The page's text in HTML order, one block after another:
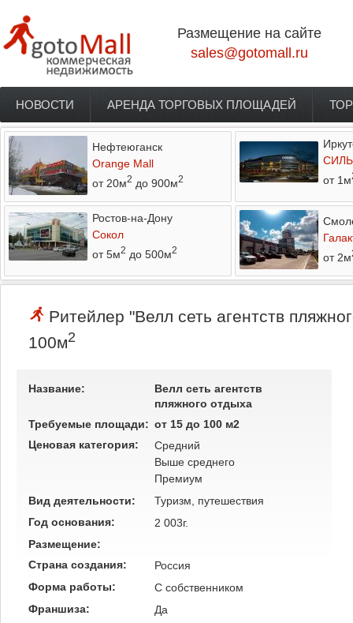
Размещение на сайте
sales@gotomall.ru
Главное меню
НОВОСТИ АРЕНДА ТОРГОВЫХ ПЛОЩАДЕЙ
Нефтеюганск
Orange Mall
от 20м2 до 900м2
от 1м
Ростов-на-Дону
Сокол
от 5м2 до 500м2
от 2м
Ритейлер "Велл сеть агентств
100м2
Название:
Велл сеть агентств
пляжного отдыха
Требуемые площади: от 15 до 100 м2
Ценовая категория:
Средний
Выше среднего
Премиум
Вид деятельности:
Туризм, путешествия
Год основания:
2 003г.
Размещение:
Страна создания:
Россия
Форма работы:
C собственником
Франшиза:
Да